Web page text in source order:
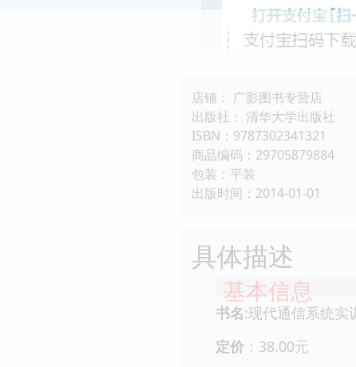
店铺： 广影图书专营店
出版社： 清华大学出版社
ISBN：9787302341321
商品编码：29705879884
包装：平装
出版时间：2014-01-01
具体描述
基本信息
书名:现代通信系统实
定价 ：38.00元